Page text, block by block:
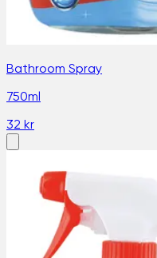
Bathroom Spray
750ml
32 kr